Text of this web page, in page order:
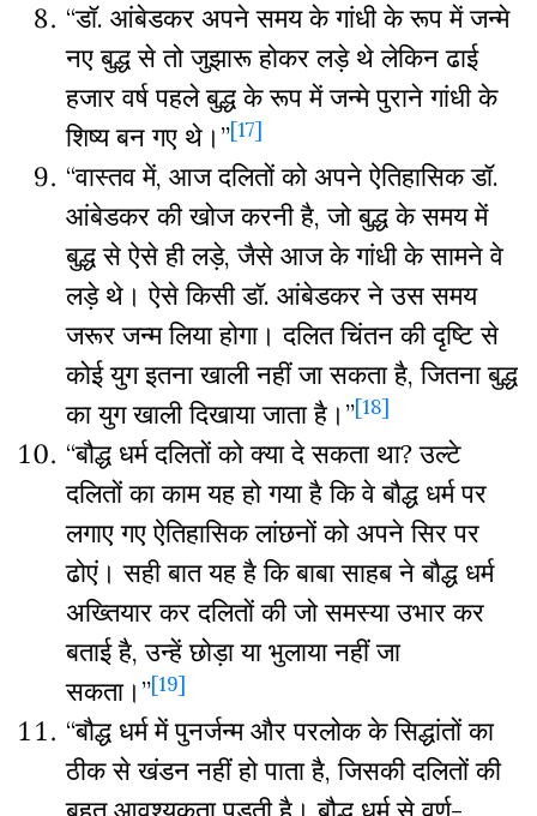
“डॉ. आंबेडकर अपने समय के गांधी के रूप में जन्मे
नए बुद्ध से तो जुझारू होकर लड़े थे लेकिन ढाई
हजार वर्ष पहले बुद्ध के रूप में जन्मे पुराने गांधी के
शिष्य बन गए थे।”[17]
“वास्तव में, आज दलितों को अपने ऐतिहासिक डॉ.
आंबेडकर की खोज करनी है, जो बुद्ध के समय में
बुद्ध से ऐसे ही लड़े, जैसे आज के गांधी के सामने वे
लड़े थे। ऐसे किसी डॉ. आंबेडकर ने उस समय
जरूर जन्म लिया होगा। दलित चिंतन की दृष्टि से
कोई युग इतना खाली नहीं जा सकता है, जितना बुद्ध
का युग खाली दिखाया जाता है।”[18]
“बौद्ध धर्म दलितों को क्या दे सकता था? उल्टे
दलितों का काम यह हो गया है कि वे बौद्ध धर्म पर
लगाए गए ऐतिहासिक लांछनों को अपने सिर पर
ढोएं। सही बात यह है कि बाबा साहब ने बौद्ध धर्म
अख्तियार कर दलितों की जो समस्या उभार कर
बताई है, उन्हें छोड़ा या भुलाया नहीं जा
सकता।”[19]
“बौद्ध धर्म में पुनर्जन्म और परलोक के सिद्धांतों का
ठीक से खंडन नहीं हो पाता है, जिसकी दलितों की